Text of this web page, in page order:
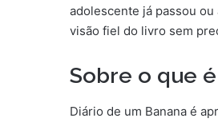
adolescente já passou
visão fiel do livro sem
Sobre o que
Diário de um Banana é